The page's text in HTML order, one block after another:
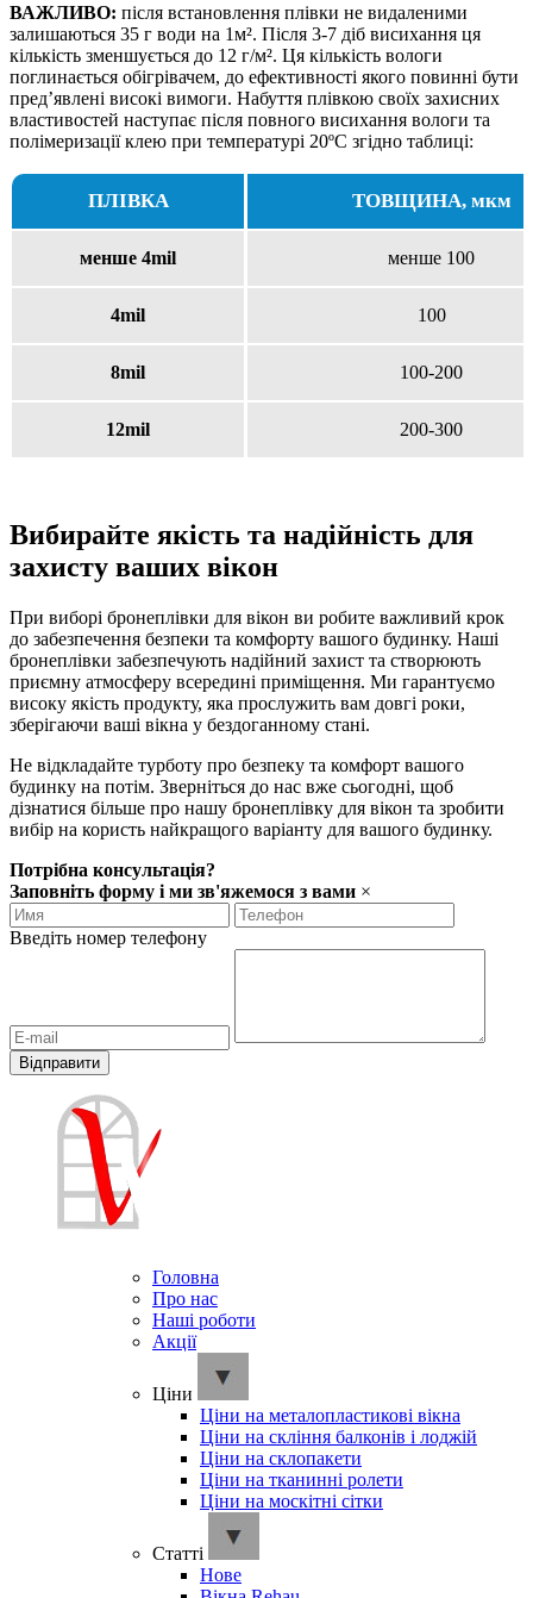
ВАЖЛИВО: після встановлення плівки не видаленими
залишаються 35 г води на 1м². Після 3-7 діб висихання ця
кількість зменшується до 12 г/м². Ця кількість вологи
поглинається обігрівачем, до ефективності якого повинні бути
пред’явлені високі вимоги. Набуття плівкою своїх захисних
властивостей наступає після повного висихання вологи та
полімеризації клею при температурі 20ºС згідно таблиці:
ПЛІВКА ТОВЩИНА, мкм
менше 4mil менше 100
4mil 100
8mil 100-200
12mil 200-300
Вибирайте якість та надійність для
захисту ваших вікон
При виборі бронеплівки для вікон ви робите важливий крок
до забезпечення безпеки та комфорту вашого будинку. Наші
бронеплівки забезпечують надійний захист та створюють
приємну атмосферу всередині приміщення. Ми гарантуємо
високу якість продукту, яка прослужить вам довгі роки,
зберігаючи ваші вікна у бездоганному стані.
Не відкладайте турботу про безпеку та комфорт вашого
будинку на потім. Зверніться до нас вже сьогодні, щоб
дізнатися більше про нашу бронеплівку для вікон та зробити
вибір на користь найкращого варіанту для вашого будинку.
Потрібна консультація?
Заповніть форму і ми зв'яжемося з вами ×
Введіть номер телефону
Головна
Про нас
Наші роботи
Акції
Ціни
Ціни на металопластикові вікна
Ціни на скління балконів і лоджій
Ціни на склопакети
Ціни на тканинні ролети
Ціни на москітні сітки
Cтатті
Нове